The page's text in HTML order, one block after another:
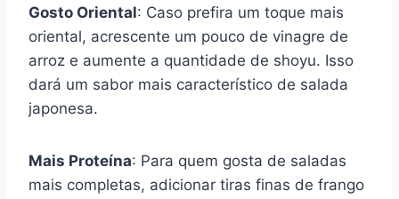
Gosto Oriental: Caso prefira um toque mais
oriental, acrescente um pouco de vinagre de
arroz e aumente a quantidade de shoyu. Isso
dará um sabor mais característico de salada
japonesa.
Mais Proteína: Para quem gosta de saladas
mais completas, adicionar tiras finas de frango